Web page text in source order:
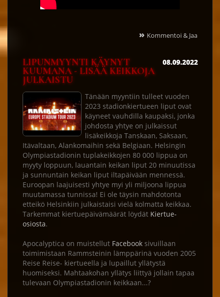
» Kommentoi & Jaa
LIPUNMYYNTI KÄYNYT
KUUMANA - LISÄÄ KEIKKOJA
JULKAISTU
08.09.2022
Tänään myyntiin tulleet vuoden
2023 stadionkiertueen liput ovat
käyneet vauhdilla kaupaksi, jonka
johdosta yhtye on julkaissut
lisäkeikkoja Tanskaan, Saksaan,
Itävaltaan, Alankomaihin sekä Belgiaan. Helsingin
Olympiastadionin tuplakeikkojen 80 000 lippua on
myyty loppuun, lauantain keikan liput 20 minuutissa
ja sunnuntain keikan liput iltapäivään mennessä.
Euroopan laajuisesti yhtye myi yli miljoona lippua
muutamassa tunnissa! Ei ole täysin mahdotonta
etteikö Helsinkiin julkaistaisi vielä kolmatta keikkaa.
Tarkemmat kiertuepäivämäärät löydät Kiertue-
osiosta.
Apocalyptica on muistellut Facebook sivuillaan
toimimistaan Rammsteinin lämppärinä vuoden 2005
Reise Reise- kiertueella ja lupaillut yllätystä
huomiseksi. Mahtaakohan yllätys liittyä jollain tapaa
tulevaan Olympiastadionin keikkaan...?